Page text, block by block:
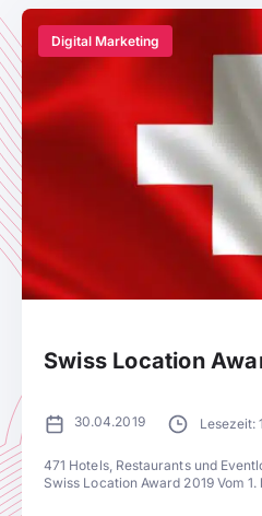
Digital Marketing
Swiss Location
30.04.2019 Lesezeit:
471 Hotels, Restaurants und
Swiss Location Award 2019 Vom 1.